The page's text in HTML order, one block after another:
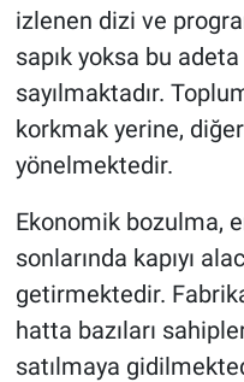
izlenen dizi ve
sapık yoksa bu
sayılmaktadır.
korkmak yerine,
yönelmektedir.
​Ekonomik bozulma,
sonlarında kapıyı
getirmektedir.
hatta bazıları
satılmaya